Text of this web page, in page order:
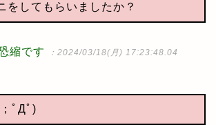
をしてもらいましたか？
縮です
：2024/03/18(月) 17:23:48.04
ﾟДﾟ)